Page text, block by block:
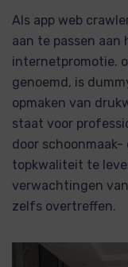
Als app web
aan te passen aan
internetpromotie.
genoemd, is
opmaken van
staat voor
door
topkwaliteit te
verwachtingen
zelfs overtreffen.